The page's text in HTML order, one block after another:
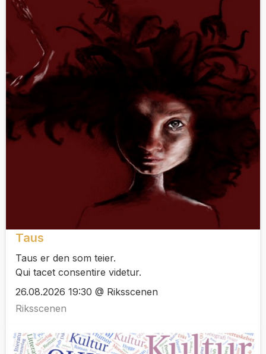
Taus
Taus er den som teier.
Qui tacet consentire videtur.
26.08.2026 19:30 @ Riksscenen
Riksscenen